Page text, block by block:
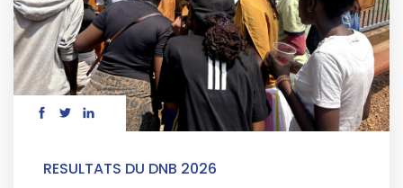
RESULTATS DU DNB 2026